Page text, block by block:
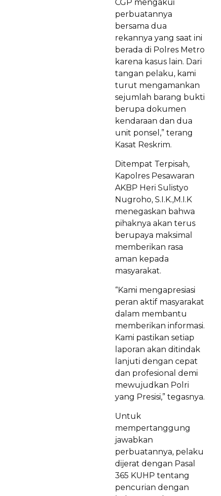
CGP mengakui
perbuatannya
bersama dua
rekannya yang saat ini
berada di Polres Metro
karena kasus lain. Dari
tangan pelaku, kami
turut mengamankan
sejumlah barang bukti
berupa dokumen
kendaraan dan dua
unit ponsel,” terang
Kasat Reskrim.
Ditempat Terpisah,
Kapolres Pesawaran
AKBP Heri Sulistyo
Nugroho, S.I.K.,M.I.K
menegaskan bahwa
pihaknya akan terus
berupaya maksimal
memberikan rasa
aman kepada
masyarakat.
“Kami mengapresiasi
peran aktif masyarakat
dalam membantu
memberikan informasi.
Kami pastikan setiap
laporan akan ditindak
lanjuti dengan cepat
dan profesional demi
mewujudkan Polri
yang Presisi,” tegasnya.
Untuk
mempertanggung
jawabkan
perbuatannya, pelaku
dijerat dengan Pasal
365 KUHP tentang
pencurian dengan